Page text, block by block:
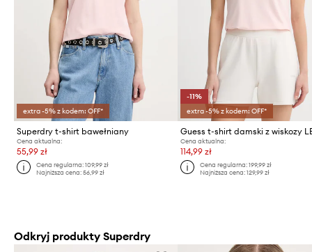
extra -5% z kodem: OFF*
Superdry t-shirt bawełniany
Cena aktualna:
55,99 zł
Cena regularna:109,99 zł
Najniższa cena:56,99 zł
-11%
extra -5% z kodem: OFF*
Guess t-shirt damski z wiskozy
Cena aktualna:
114,99 zł
Cena regularna: 199,99 zł
Najniższa cena: 129,99 zł
Odkryj produkty Superdry